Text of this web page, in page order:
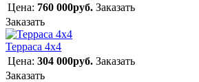
Цена: 760 000руб. Заказать
Заказать
Терраса 4х4
Цена: 304 000руб. Заказать
Заказать